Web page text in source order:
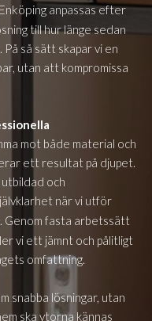
Enköping anpassas efter
till hur länge sedan
så sätt skapar vi en
utan att kompromissa
mot både material och
ett resultat på djupet.
och
när vi utför
. Genom fasta arbetssätt
vi ett jämnt och pålitligt
omfattning.
snabba lösningar, utan
ska ytorna kännas